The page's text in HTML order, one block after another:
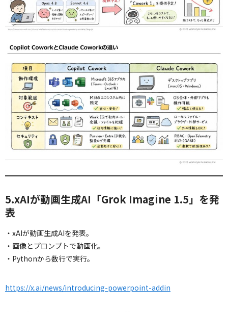
5.xAIが動画生成AI「Grok Imagine 1.5」を発
表
・xAIが動画生成AIを発表。
・画像とプロンプトで動画化。
・Pythonから数行で実行。
https://x.ai/news/introducing-powerpoint-addin